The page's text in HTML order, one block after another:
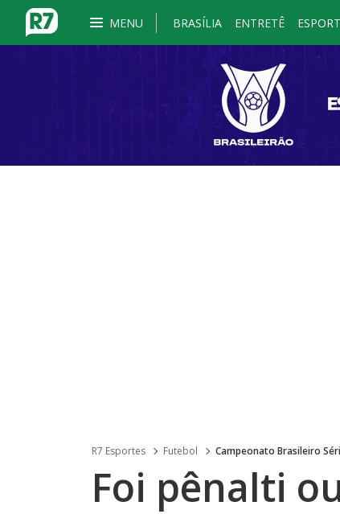
MENU BRASÍLIA ENTRETÊ
R7 Esportes Futebol Campeonato Brasileiro
Foi pênalti